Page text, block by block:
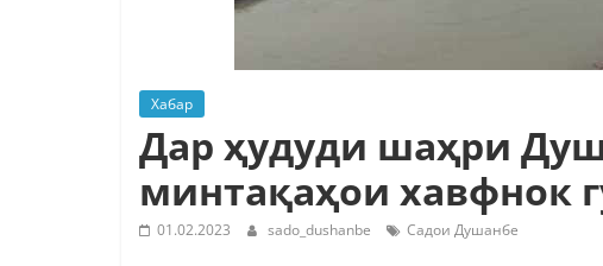
Хабар
Дар ҳудуди шаҳри
минтақаҳои хавфнок
01.02.2023 sado_dushanbe Садои Душанбе